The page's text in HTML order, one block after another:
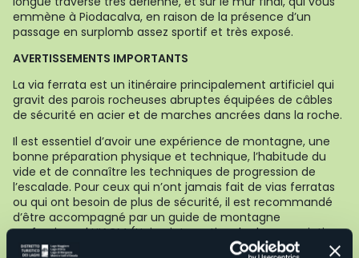
emmène à Piodacalva, en raison de la présence d’un
passage en surplomb assez sportif et très exposé.
AVERTISSEMENTS IMPORTANTS
La via ferrata est un itinéraire principalement artificiel qui
gravit des parois rocheuses abruptes équipées de câbles
de sécurité en acier et de marches ancrées dans la roche.
Il est essentiel d’avoir une expérience de montagne, une
bonne préparation physique et technique, l’habitude du
vide et de connaître les techniques de progression de
l’escalade. Pour ceux qui n’ont jamais fait de vias ferratas
ou qui ont besoin de plus de sécurité, il est recommandé
d’être accompagné par un guide de montagne
professionnel UIAGM (Union internationale des associations
de guides de montagne).